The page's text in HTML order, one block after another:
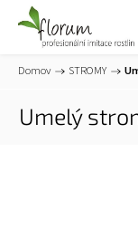
Domov / STROMY /
Umelý